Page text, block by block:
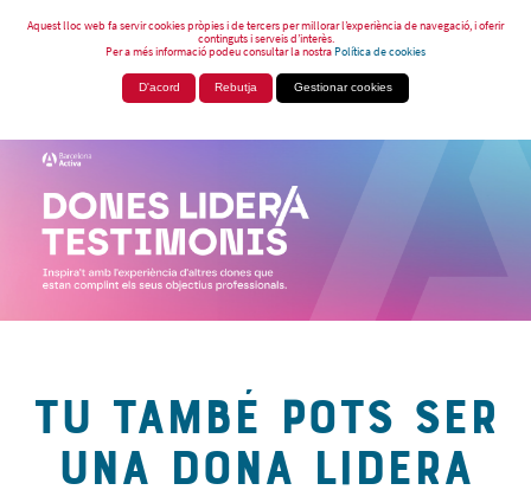
Aquest lloc web fa servir cookies pròpies i de tercers per millorar l’experiència de navegació, i oferir
continguts i serveis d’interès.
Per a més informació podeu consultar la nostraPolítica de cookies
D'acord Rebutja Gestionar cookies
TU TAMBÉ POTS SER
UNA DONA LIDERA